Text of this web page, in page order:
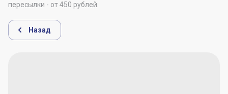
пересылки - от 450 рублей.
Назад